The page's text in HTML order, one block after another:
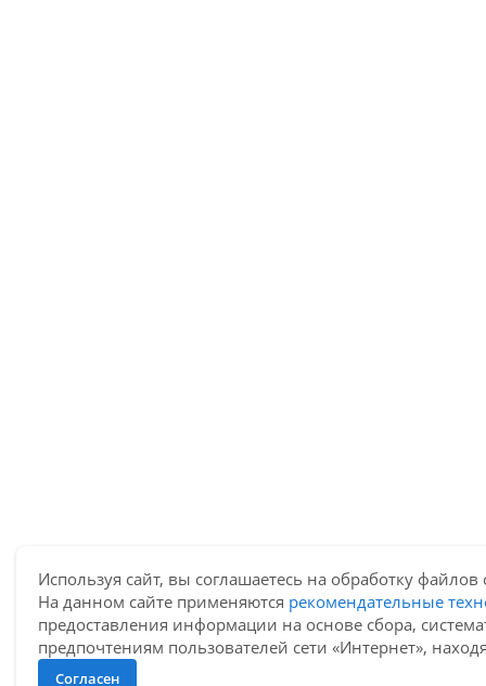
Используя сайт, вы соглашаетесь на обработку
На данном сайте применяются рекомендательные
предоставления информации на основе сбора,
предпочтениям пользователей сети «Интернет»,
Согласен